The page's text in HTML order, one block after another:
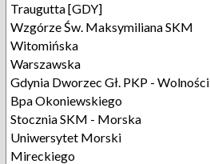
Traugutta [GDY]
Wzgórze Św. Maksymiliana SKM
Witomińska
Warszawska
Gdynia Dworzec Gł. PKP - Wolności
Bpa Okoniewskiego
Stocznia SKM - Morska
Uniwersytet Morski
Mireckiego